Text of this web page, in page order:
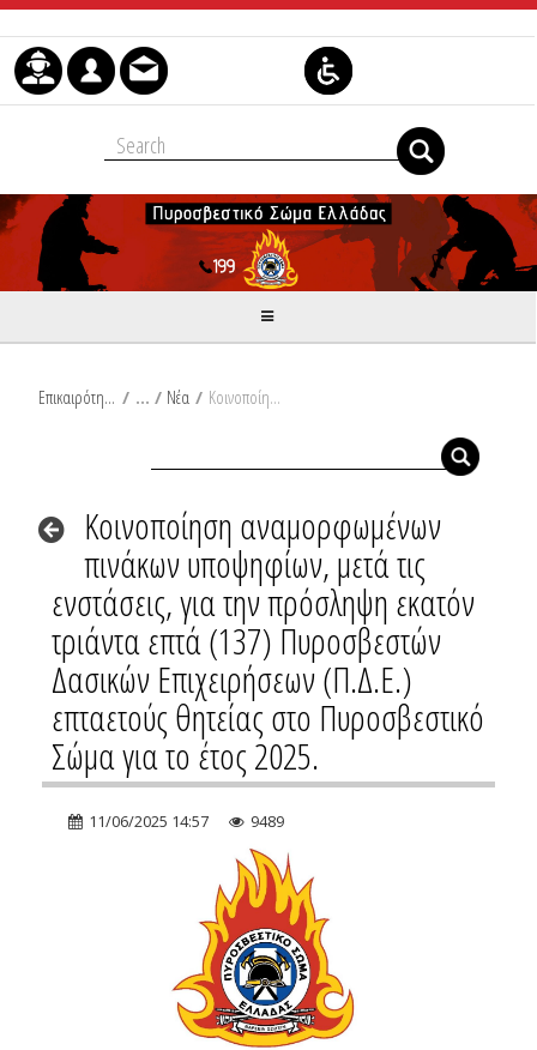
Μετάβαση στο περιεχόμενο
Επικαιρότητα / Νέα / Κοινοποίηση αναμορφωμένων πινάκων υποψηφίων, μετά τις ενστάσεις, για την πρόσληψη εκατόν τριάντα επτά (137) Πυροσβεστών Δασικών Επιχειρήσεων (Π.Δ.Ε.) επταετούς θητείας στο Πυροσβεστικό Σώμα για το έτος 2025.
Κοινοποίηση αναμορφωμένων
πινάκων υποψηφίων, μετά τις
ενστάσεις, για την πρόσληψη εκατόν
τριάντα επτά (137) Πυροσβεστών
Δασικών Επιχειρήσεων (Π.Δ.Ε.)
επταετούς θητείας στο Πυροσβεστικό
Σώμα για το έτος 2025.
11/06/2025 14:57 9489